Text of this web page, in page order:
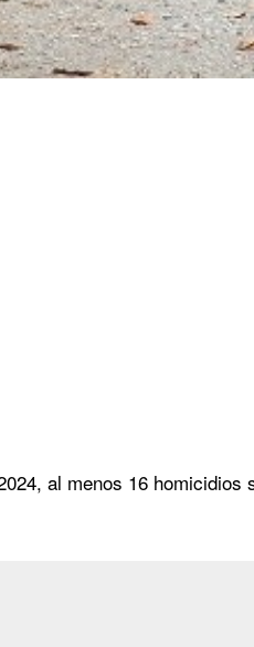
al menos 16